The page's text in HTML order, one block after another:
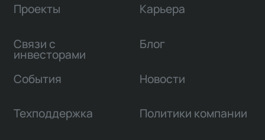
Проекты
Связи с
инвесторами
Карьера
Блог
События Новости
Техподдержка Политики компании